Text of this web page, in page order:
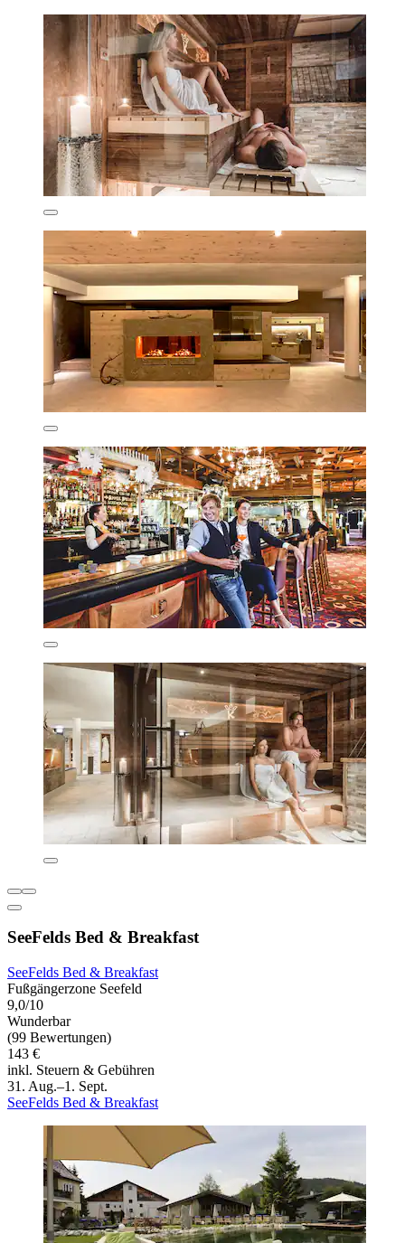
SeeFelds Bed & Breakfast
SeeFelds Bed & Breakfast
Fußgängerzone Seefeld
9,0/10
Wunderbar
(99 Bewertungen)
143 €
inkl. Steuern & Gebühren
31. Aug.–1. Sept.
SeeFelds Bed & Breakfast